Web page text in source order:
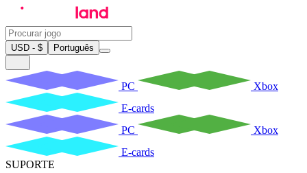
USD - $ Português
PC
Xbox
E-cards
PC
Xbox
E-cards
SUPORTE